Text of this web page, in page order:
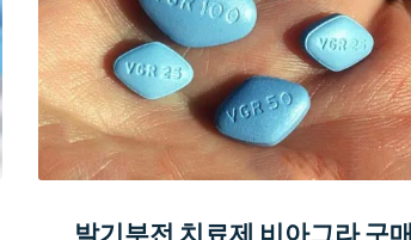
발기부전 치료제 비아그라 구